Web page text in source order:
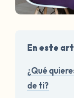
En este
¿Qué
de ti?